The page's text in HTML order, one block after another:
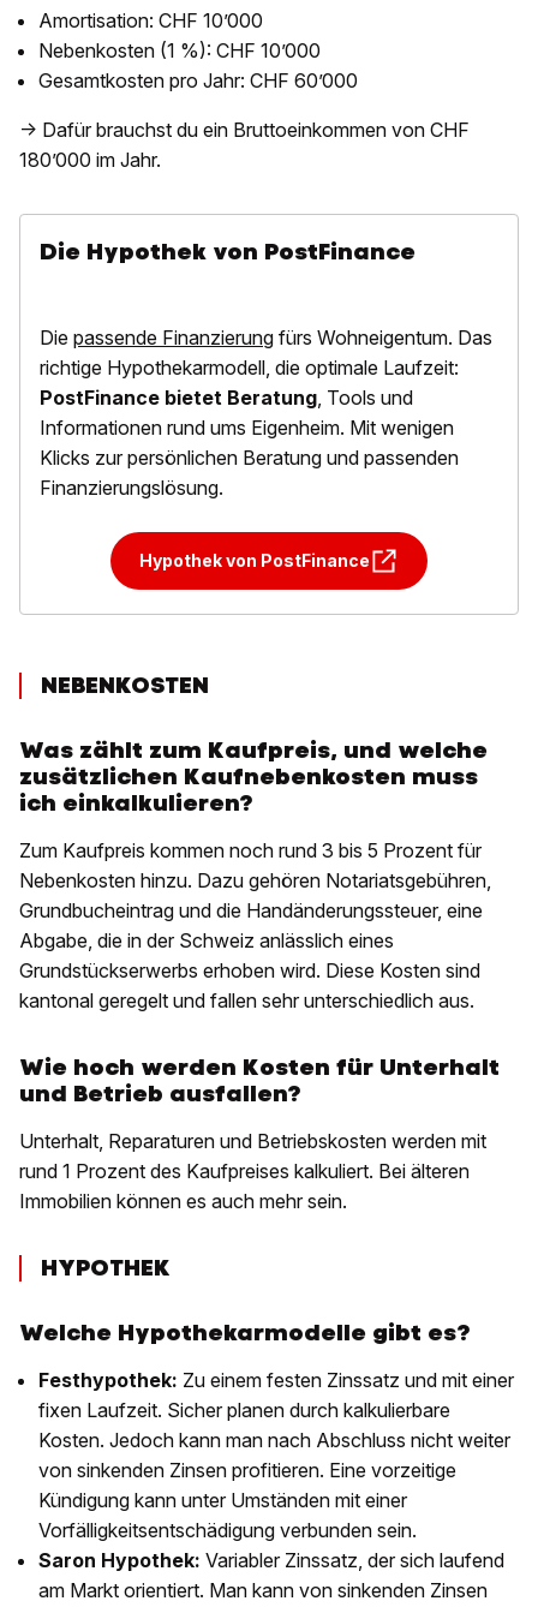
Amortisation: CHF 10’000
Nebenkosten (1 %): CHF 10’000
Gesamtkosten pro Jahr: CHF 60’000
→ Dafür brauchst du ein Bruttoeinkommen von CHF
180’000 im Jahr.
Die Hypothek von PostFinance
Die passende Finanzierung fürs Wohneigentum. Das
richtige Hypothekarmodell, die optimale Laufzeit:
PostFinance bietet Beratung, Tools und
Informationen rund ums Eigenheim. Mit wenigen
Klicks zur persönlichen Beratung und passenden
Finanzierungslösung.
Hypothek von PostFinance
NEBENKOSTEN
Was zählt zum Kaufpreis, und welche
zusätzlichen Kaufnebenkosten muss
ich einkalkulieren?
Zum Kaufpreis kommen noch rund 3 bis 5 Prozent für
Nebenkosten hinzu. Dazu gehören Notariatsgebühren,
Grundbucheintrag und die Handänderungssteuer, eine
Abgabe, die in der Schweiz anlässlich eines
Grundstückserwerbs erhoben wird. Diese Kosten sind
kantonal geregelt und fallen sehr unterschiedlich aus.
Wie hoch werden Kosten für Unterhalt
und Betrieb ausfallen?
Unterhalt, Reparaturen und Betriebskosten werden mit
rund 1 Prozent des Kaufpreises kalkuliert. Bei älteren
Immobilien können es auch mehr sein.
HYPOTHEK
Welche Hypothekarmodelle gibt es?
Festhypothek: Zu einem festen Zinssatz und mit einer
fixen Laufzeit. Sicher planen durch kalkulierbare
Kosten. Jedoch kann man nach Abschluss nicht weiter
von sinkenden Zinsen profitieren. Eine vorzeitige
Kündigung kann unter Umständen mit einer
Vorfälligkeitsentschädigung verbunden sein.
Saron Hypothek: Variabler Zinssatz, der sich laufend
am Markt orientiert. Man kann von sinkenden Zinsen